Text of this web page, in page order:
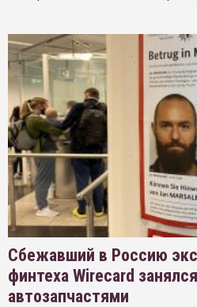
Сбежавший в Россию
финтеха Wirecard
автозапчастями